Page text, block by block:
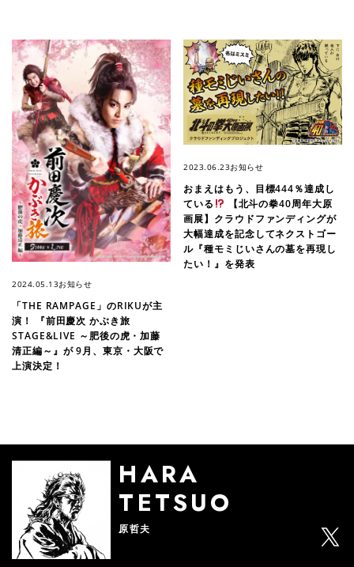
2024.05.13お知らせ
「THE RAMPAGE」のRIKUが主
演！ 『前田慶次 かぶき旅
STAGE&LIVE ～肥後の虎・加藤
清正編～』が 9月、東京・大阪で
上演決定！
2023.06.23お知らせ
おまえはもう、目標444％達成し
ている
【北斗の拳40周年大原
画展】クラウドファンディングが
大幅達成を記念してネクストゴー
ル『種モミじいさんの墓を再現し
たい！』を発表
HARA
TETSUO
原哲夫